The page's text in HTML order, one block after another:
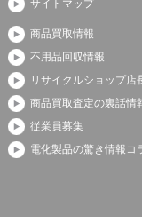
サイトマップ
商品買取情報
不用品回収情報
リサイクルショップ店
商品買取査定の裏話情
従業員募集
電化製品の驚き情報コ